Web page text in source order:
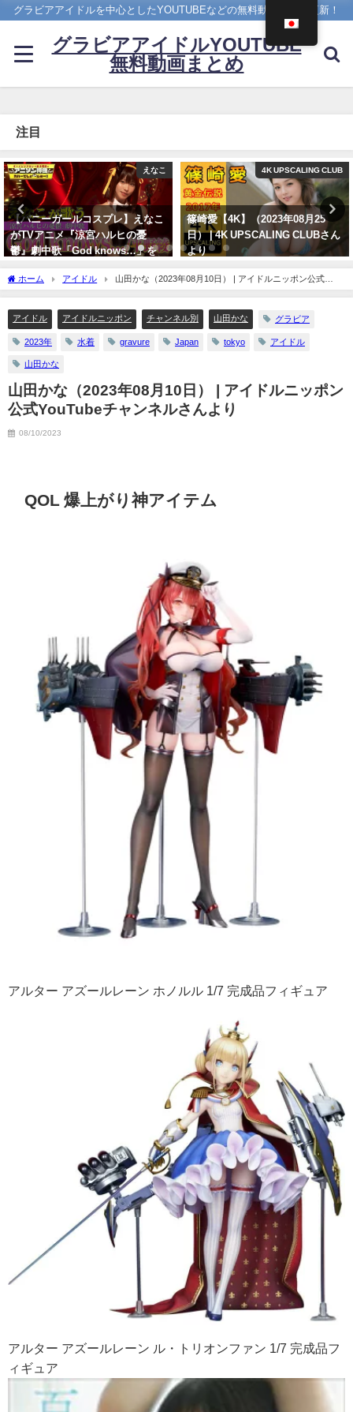
グラビアアイドルを中心としたYOUTUBEなどの無料動画を日々更新！
グラビアアイドルYOUTUBE
無料動画まとめ
注目
4K UPSCALING CLUB
篠崎愛【4K】（2023年08月25
日） | 4K UPSCALING CLUBさん
より
まるぴ
【1st写真集】「まるごと」発売
しました。【メイキング】 | まる
ぴ / marupiさんより
ホーム アイドル
山田かな（2023年08月10日） | アイドルニッポン公式
YouTubeチャンネルさんより
アイドル アイドルニッポン チャンネル別 山田かな グラビア
2023年 水着 gravure Japan tokyo アイドル
山田かな
山田かな（2023年08月10日） | アイドルニッポン
公式YouTubeチャンネルさんより
08/10/2023
QOL 爆上がり神アイテム
アルター アズールレーン ホノルル 1/7 完成品フィギュア
アルター アズールレーン ル・トリオンファン 1/7 完成品フ
ィギュア